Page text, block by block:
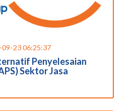
23 06:25:37
Penyelesaian
Sektor Jasa